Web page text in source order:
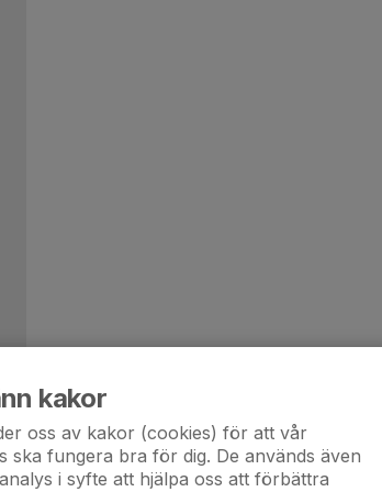
kakor
oss av kakor (cookies) för att vår
ska fungera bra för dig. De används även
i syfte att hjälpa oss att förbättra